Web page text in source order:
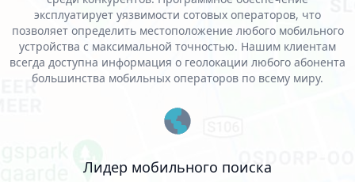
эксплуатирует уязвимости сотовых операторов, что
позволяет определить местоположение любого мобильного
устройства с максимальной точностью. Нашим клиентам
всегда доступна информация о геолокации любого абонента
большинства мобильных операторов по всему миру.
Лидер мобильного поиска